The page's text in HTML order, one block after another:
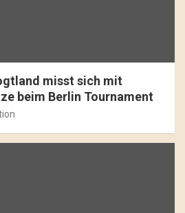
misst sich mit
beim Berlin Tournament